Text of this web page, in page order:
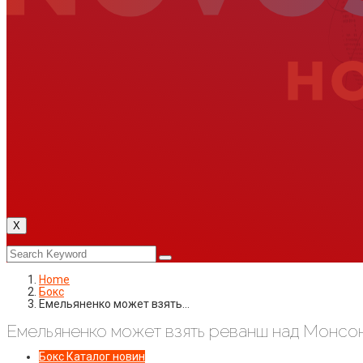
X
Home
Бокс
Емельяненко может взять…
Емельяненко может взять реванш над
Бокс Каталог новин